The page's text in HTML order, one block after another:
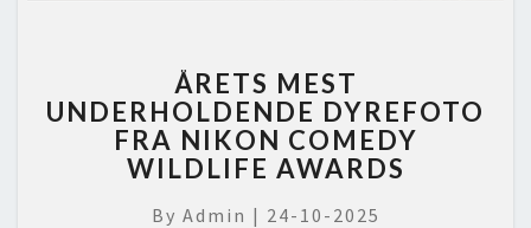
MEST
UNDERHOLDENDE
DYREFOTO
FRA
COMEDY
ÅRETS MEST
UNDERHOLDENDE DYREFOTO
FRA NIKON COMEDY
WILDLIFE AWARDS
By Admin | 24-10-2025